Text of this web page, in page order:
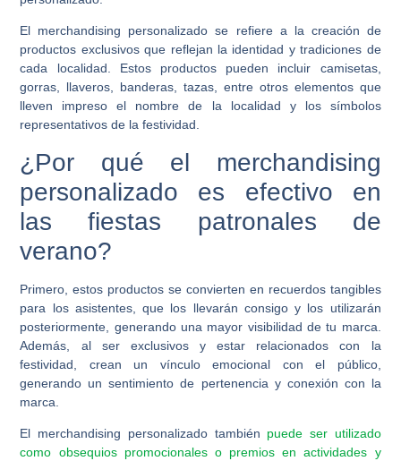
El merchandising personalizado se refiere a la creación de
productos exclusivos que reflejan la identidad y tradiciones de
cada localidad. Estos productos pueden incluir camisetas,
gorras, llaveros, banderas, tazas, entre otros elementos que
lleven impreso el nombre de la localidad y los símbolos
representativos de la festividad.
¿Por qué el merchandising
personalizado es efectivo en
las fiestas patronales de
verano?
Primero, estos productos se convierten en recuerdos tangibles
para los asistentes, que los llevarán consigo y los utilizarán
posteriormente, generando una mayor visibilidad de tu marca.
Además, al ser exclusivos y estar relacionados con la
festividad, crean un vínculo emocional con el público,
generando un sentimiento de pertenencia y conexión con la
marca.
El merchandising personalizado también puede ser utilizado
como obsequios promocionales o premios en actividades y